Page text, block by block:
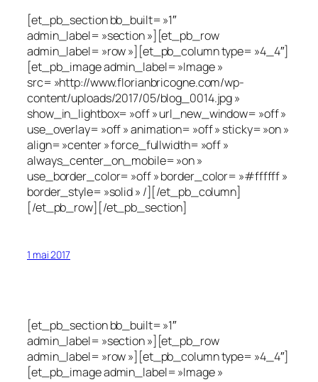
[et_pb_section bb_built= »1″
admin_label= »section »][et_pb_row
admin_label= »row »][et_pb_column type= »4_4″]
[et_pb_image admin_label= »Image »
src= »http://www.florianbricogne.com/wp-
content/uploads/2017/05/blog_0014.jpg »
show_in_lightbox= »off » url_new_window= »off »
use_overlay= »off » animation= »off » sticky= »on »
align= »center » force_fullwidth= »off »
always_center_on_mobile= »on »
use_border_color= »off » border_color= »#ffffff »
border_style= »solid » /][/et_pb_column]
[/et_pb_row][/et_pb_section]
1 mai 2017
[et_pb_section bb_built= »1″
admin_label= »section »][et_pb_row
admin_label= »row »][et_pb_column type= »4_4″]
[et_pb_image admin_label= »Image »